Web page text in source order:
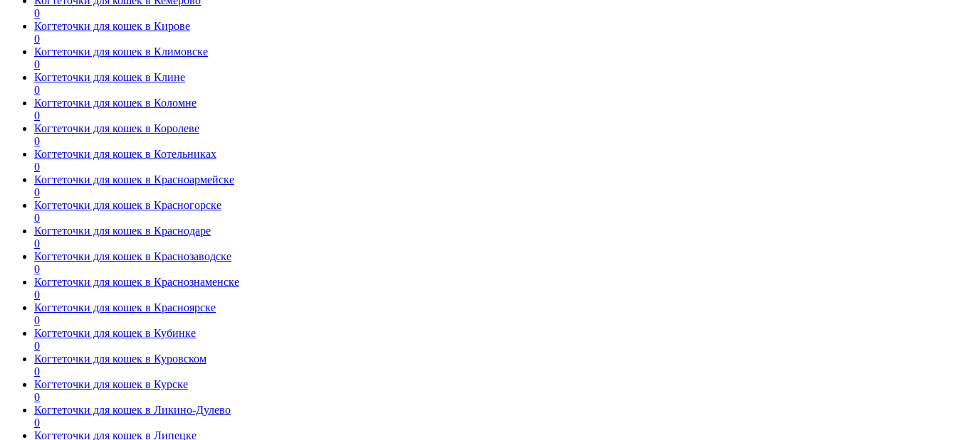
0
Когтеточки для кошек в Кирове
0
Когтеточки для кошек в Климовске
0
Когтеточки для кошек в Клине
0
Когтеточки для кошек в Коломне
0
Когтеточки для кошек в Королеве
0
Когтеточки для кошек в Котельниках
0
Когтеточки для кошек в Красноармейске
0
Когтеточки для кошек в Красногорске
0
Когтеточки для кошек в Краснодаре
0
Когтеточки для кошек в Краснозаводске
0
Когтеточки для кошек в Краснознаменске
0
Когтеточки для кошек в Красноярске
0
Когтеточки для кошек в Кубинке
0
Когтеточки для кошек в Куровском
0
Когтеточки для кошек в Курске
0
Когтеточки для кошек в Ликино-Дулево
0
Когтеточки для кошек в Липецке